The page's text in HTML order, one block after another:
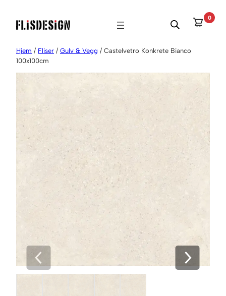
innhold
0
Hjem / Fliser / Gulv & Vegg / Castelvetro Konkrete Bianco
100x100cm